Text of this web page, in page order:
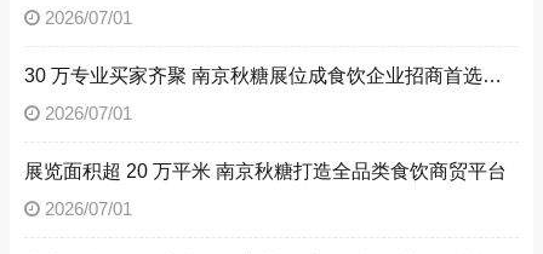
2026/07/01
30 万专业买家齐聚 南京秋糖展位成食饮企业招商首选阵地
2026/07/01
展览面积超 20 万平米 南京秋糖打造全品类食饮商贸平台
2026/07/01